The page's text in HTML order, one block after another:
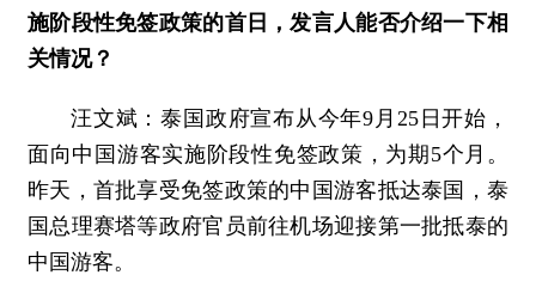
施阶段性免签政策的首日，发言人能否介绍一下相
关情况？
汪文斌：泰国政府宣布从今年9月25日开始，
面向中国游客实施阶段性免签政策，为期5个月。
昨天，首批享受免签政策的中国游客抵达泰国，泰
国总理赛塔等政府官员前往机场迎接第一批抵泰的
中国游客。